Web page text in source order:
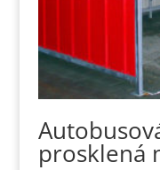
prosklená